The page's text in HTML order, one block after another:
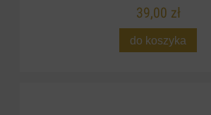
39,00 zł
do koszyka